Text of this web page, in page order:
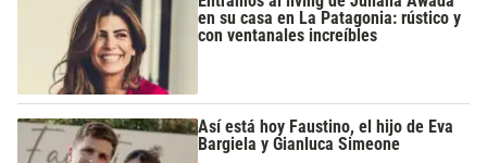
en su casa en La Patagonia: rústico y
con ventanales increíbles
Así está hoy Faustino, el hijo de Eva
Bargiela y Gianluca Simeone